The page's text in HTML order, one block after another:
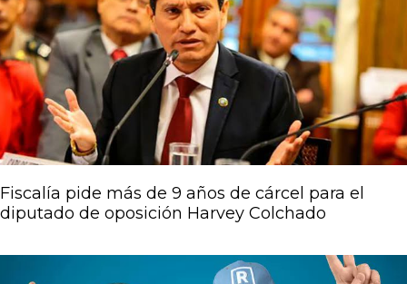
Fiscalía pide más de 9 años de cárcel para el
diputado de oposición Harvey Colchado